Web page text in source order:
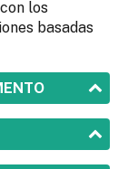
los
basadas